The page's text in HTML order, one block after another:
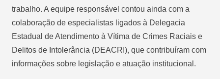
trabalho. A equipe responsável contou ainda com a
colaboração de especialistas ligados à Delegacia
Estadual de Atendimento à Vítima de Crimes Raciais e
Delitos de Intolerância (DEACRI), que contribuíram com
informações sobre legislação e atuação institucional.